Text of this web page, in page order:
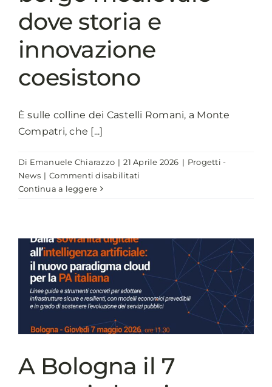
dove storia e
innovazione
coesistono
È sulle colline dei Castelli Romani, a Monte
Compatri, che [...]
Di Emanuele Chiarazzo | 21 Aprile 2026 | Progetti -
News | Commenti disabilitati
medievale
dove
storia
innovazione
coesistono
Continua a leggere
A Bologna il 7